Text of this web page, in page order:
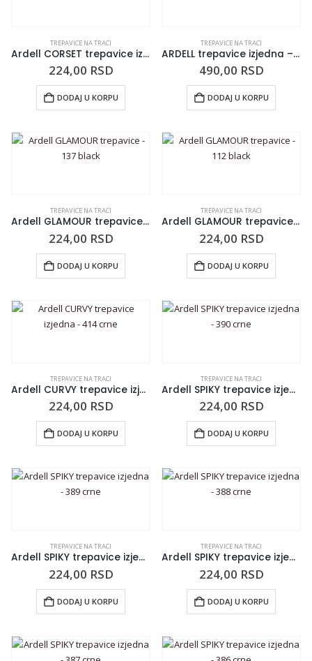
TREPAVICE NA TRACI
Ardell CORSET trepavice izjedna – 504 crne
224,00 RSD
DODAJ U KORPU
TREPAVICE NA TRACI
ARDELL trepavice izjedna – 125 crne
490,00 RSD
DODAJ U KORPU
TREPAVICE NA TRACI
Ardell GLAMOUR trepavice – 137 black
224,00 RSD
DODAJ U KORPU
TREPAVICE NA TRACI
Ardell GLAMOUR trepavice – 112 black
224,00 RSD
DODAJ U KORPU
TREPAVICE NA TRACI
Ardell CURVY trepavice izjedna – 414 crne
224,00 RSD
DODAJ U KORPU
TREPAVICE NA TRACI
Ardell SPIKY trepavice izjedna – 390 crne
224,00 RSD
DODAJ U KORPU
TREPAVICE NA TRACI
Ardell SPIKY trepavice izjedna – 389 crne
224,00 RSD
DODAJ U KORPU
TREPAVICE NA TRACI
Ardell SPIKY trepavice izjedna – 388 crne
224,00 RSD
DODAJ U KORPU